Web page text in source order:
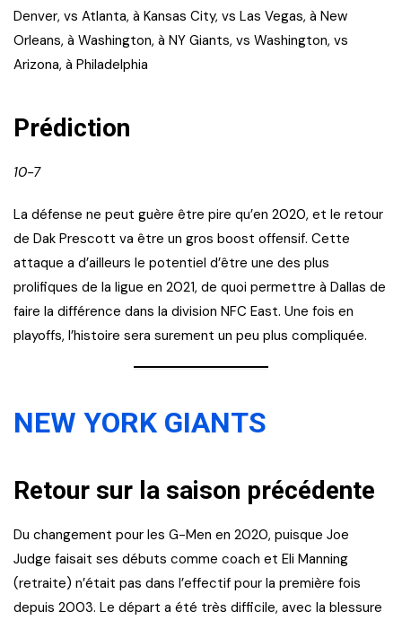
Denver, vs Atlanta, à Kansas City, vs Las Vegas, à New
Orleans, à Washington, à NY Giants, vs Washington, vs
Arizona, à Philadelphia
Prédiction
10-7
La défense ne peut guère être pire qu’en 2020, et le retour
de Dak Prescott va être un gros boost offensif. Cette
attaque a d’ailleurs le potentiel d’être une des plus
prolifiques de la ligue en 2021, de quoi permettre à Dallas de
faire la différence dans la division NFC East. Une fois en
playoffs, l’histoire sera surement un peu plus compliquée.
NEW YORK GIANTS
Retour sur la saison précédente
Du changement pour les G-Men en 2020, puisque Joe
Judge faisait ses débuts comme coach et Eli Manning
(retraite) n’était pas dans l’effectif pour la première fois
depuis 2003. Le départ a été très difficile, avec la blessure